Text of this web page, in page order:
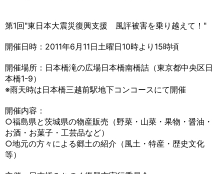
第1回"東日本大震災復興支援 風評被害を乗り越えて！"
開催日時：2011年6月11日土曜日10時より15時頃
開催場所：日本橋滝の広場日本橋南橋詰（東京都中央区日
本橋1-9）
※雨天時は日本橋三越前駅地下コンコースにて開催
開催内容：
○福島県と茨城県の物産販売（野菜・山菜・果物・醤油・
お酒・お菓子・工芸品など）
○地元の方々による郷土の紹介（風土・特産・歴史文化
等）